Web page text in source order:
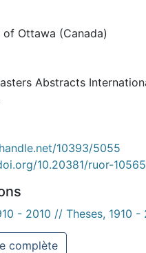
Ottawa (Canada)
Abstracts
10393/5055
10.20381/ruor-10565
- 2010 // Theses, 1910 -
complète